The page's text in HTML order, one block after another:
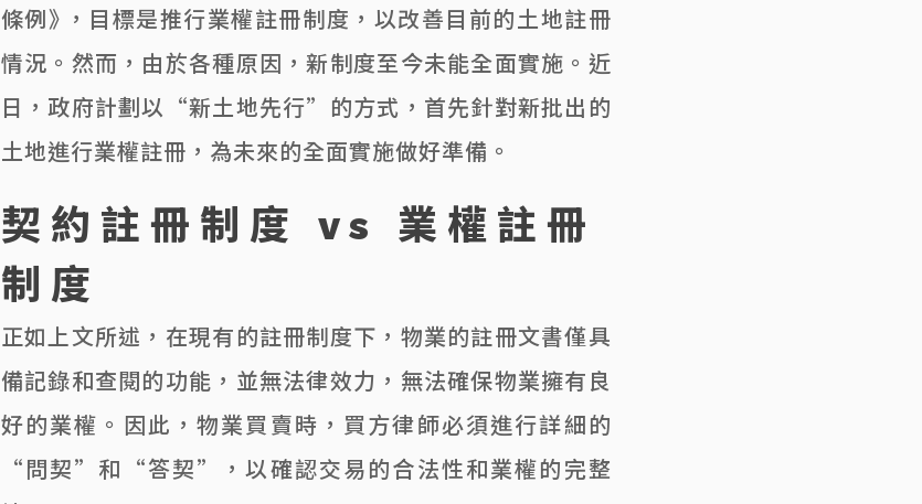
條例》，目標是推行業權註冊制度，以改善目前的土地註冊
情況。然而，由於各種原因，新制度至今未能全面實施。近
日，政府計劃以“新土地先行”的方式，首先針對新批出的
土地進行業權註冊，為未來的全面實施做好準備。
契約註冊制度 vs 業權註冊
制度
正如上文所述，在現有的註冊制度下，物業的註冊文書僅具
備記錄和查閱的功能，並無法律效力，無法確保物業擁有良
好的業權。因此，物業買賣時，買方律師必須進行詳細的
“問契”和“答契”，以確認交易的合法性和業權的完整